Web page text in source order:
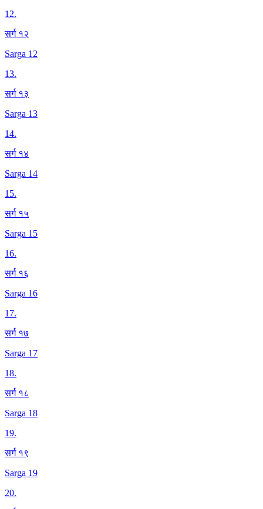
12.
सर्ग १२
Sarga 12
13.
सर्ग १३
Sarga 13
14.
सर्ग १४
Sarga 14
15.
सर्ग १५
Sarga 15
16.
सर्ग १६
Sarga 16
17.
सर्ग १७
Sarga 17
18.
सर्ग १८
Sarga 18
19.
सर्ग १९
Sarga 19
20.